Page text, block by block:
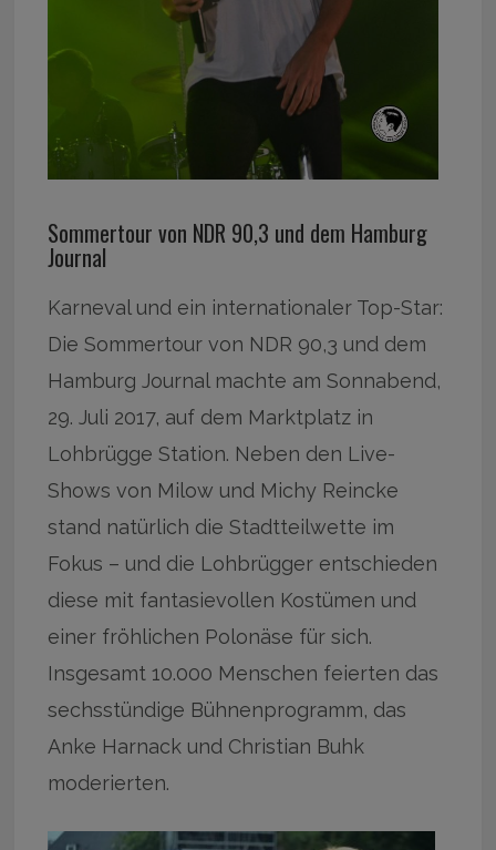
Sommertour von NDR 90,3 und dem Hamburg
Journal
Karneval und ein internationaler Top-Star:
Die Sommertour von NDR 90,3 und dem
Hamburg Journal machte am Sonnabend,
29. Juli 2017, auf dem Marktplatz in
Lohbrügge Station. Neben den Live-
Shows von Milow und Michy Reincke
stand natürlich die Stadtteilwette im
Fokus – und die Lohbrügger entschieden
diese mit fantasievollen Kostümen und
einer fröhlichen Polonäse für sich.
Insgesamt 10.000 Menschen feierten das
sechsstündige Bühnenprogramm, das
Anke Harnack und Christian Buhk
moderierten.